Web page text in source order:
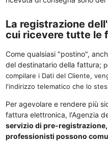
La registrazione
cui ricevere tutte le
Come qualsiasi "postino",
del destinatario della fattura;
compilare i Dati del Cliente,
l'indirizzo telematico che lo
Per agevolare e rendere più
fattura elettronica, l'Agenzia
servizio di pre-registrazione,
professionisti possono